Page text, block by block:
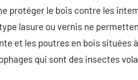
protéger le bois contre les
lasure ou vernis ne
et les poutres en bois situées
qui sont des insectes